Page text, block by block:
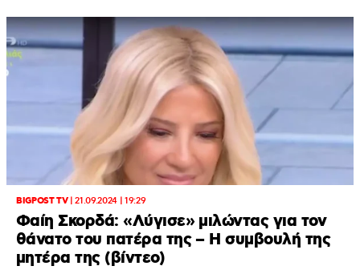
BIGPOST TV|21.09.2024 | 19:29
Φαίη Σκορδά: «Λύγισε» μιλώντας για τον
θάνατο του πατέρα της – Η συμβουλή της
μητέρα της (βίντεο)